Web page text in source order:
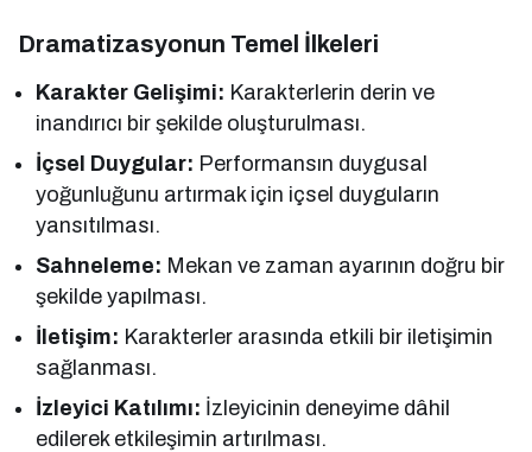
Dramatizasyonun Temel İlkeleri
Karakter Gelişimi: Karakterlerin derin ve
inandırıcı bir şekilde oluşturulması.
İçsel Duygular: Performansın duygusal
yoğunluğunu artırmak için içsel duyguların
yansıtılması.
Sahneleme: Mekan ve zaman ayarının doğru bir
şekilde yapılması.
İletişim: Karakterler arasında etkili bir iletişimin
sağlanması.
İzleyici Katılımı: İzleyicinin deneyime dâhil
edilerek etkileşimin artırılması.